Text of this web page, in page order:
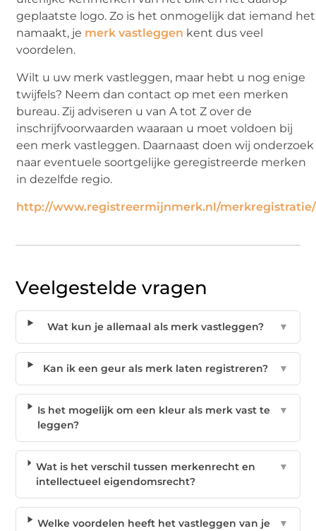
geplaatste logo. Zo is het onmogelijk dat iemand het
namaakt, je merk vastleggen kent dus veel
voordelen.
Wilt u uw merk vastleggen, maar hebt u nog enige
twijfels? Neem dan contact op met een merken
bureau. Zij adviseren u van A tot Z over de
inschrijfvoorwaarden waaraan u moet voldoen bij
een merk vastleggen. Daarnaast doen wij onderzoek
naar eventuele soortgelijke geregistreerde merken
in dezelfde regio.
http://www.registreermijnmerk.nl/merkregistratie/
Veelgestelde vragen
Wat kun je allemaal als merk vastleggen? ▼
Kan ik een geur als merk laten registreren? ▼
Is het mogelijk om een kleur als merk vast te
leggen?
▼
Wat is het verschil tussen merkenrecht en
intellectueel eigendomsrecht?
▼
Welke voordelen heeft het vastleggen van je
▼